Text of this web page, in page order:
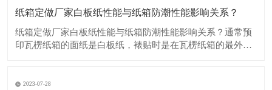
心人，也将获益非浅。这里仅从水墨印刷
纸箱定做厂家白板纸性能与纸箱防潮性能影响关系？
​纸箱定做厂家白板纸性能与纸箱防潮性能影响关系？通常预
印瓦楞纸箱的面纸是白板纸，裱贴时是在瓦楞纸箱的最外
生产工艺实践体会隋况，白板纸的印刷表面粗糙度、平滑
2023-07-28